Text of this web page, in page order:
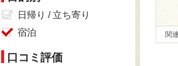
関
日帰り / 立ち寄り
宿泊
口コミ評価